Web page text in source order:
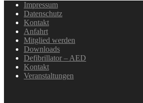
Impressum
Datenschutz
Kontakt
Anfahrt
Mitglied werden
Downloads
Defibrillator – AED
Kontakt
Veranstaltungen